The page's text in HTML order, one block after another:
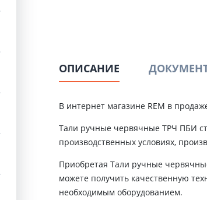
ОПИСАНИЕ
В интернет магазине REM в
Тали ручные червячные ТРЧ ПБИ
производственных условиях,
Приобретая Тали ручные
можете получить качественную
необходимым оборудованием.